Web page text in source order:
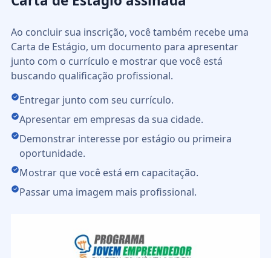
Ao concluir sua inscrição, você também recebe uma
Carta de Estágio, um documento para apresentar
junto com o currículo e mostrar que você está
buscando qualificação profissional.
Entregar junto com seu currículo.
Apresentar em empresas da sua cidade.
Demonstrar interesse por estágio ou primeira
oportunidade.
Mostrar que você está em capacitação.
Passar uma imagem mais profissional.